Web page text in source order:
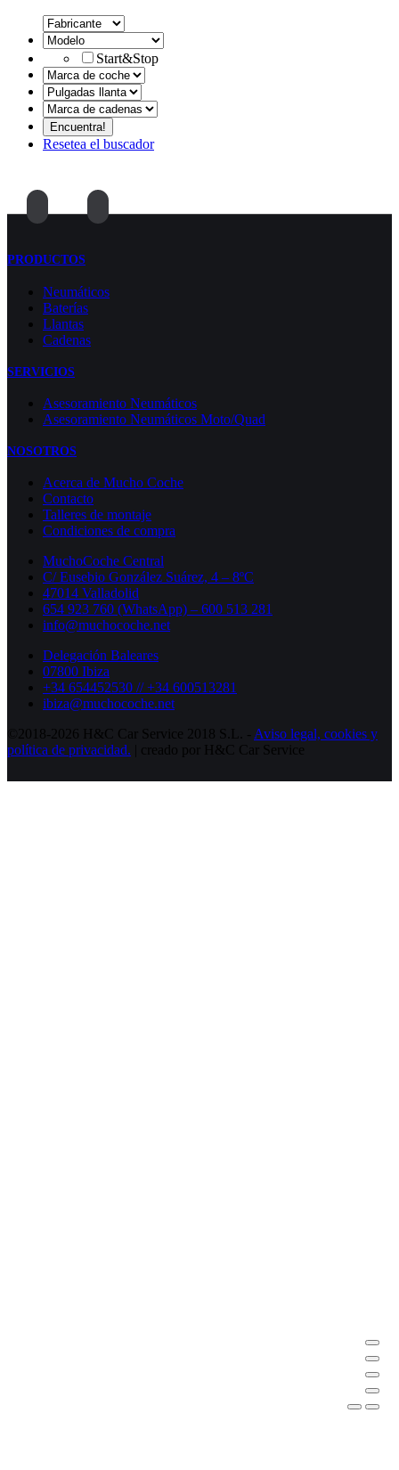
Start&Stop
Resetea el buscador
PRODUCTOS
Neumáticos
Baterías
Llantas
Cadenas
SERVICIOS
Asesoramiento Neumáticos
Asesoramiento Neumáticos Moto/Quad
NOSOTROS
Acerca de Mucho Coche
Contacto
Talleres de montaje
Condiciones de compra
MuchoCoche Central
C/ Eusebio González Suárez, 4 – 8ºC
47014 Valladolid
654 923 760 (WhatsApp) – 600 513 281
info@muchocoche.net
Delegación Baleares
07800 Ibiza
+34 654452530 // +34 600513281
ibiza@muchocoche.net
©2018-2026 H&C Car Service 2018 S.L. - Aviso legal, cookies y
política de privacidad. | creado por H&C Car Service